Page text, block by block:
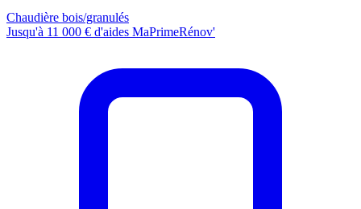
Chaudière bois/granulés
Jusqu'à 11 000 € d'aides MaPrimeRénov'